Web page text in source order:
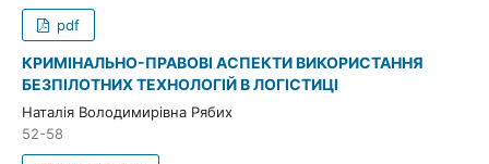
pdf
КРИМІНАЛЬНО-ПРАВОВІ АСПЕКТИ ВИКОРИСТАННЯ
БЕЗПІЛОТНИХ ТЕХНОЛОГІЙ В ЛОГІСТИЦІ
Наталія Володимирівна Рябих
52-58